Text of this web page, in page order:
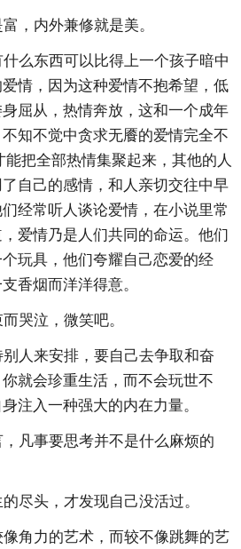
，内外兼修就是美。
么东西可以比得上一个孩子暗中
情，因为这种爱情不抱希望，低
屈从，热情奔放，这和一个成年
知不觉中贪求无餍的爱情完全不
能把全部热情集聚起来，其他的人
自己的感情，和人亲切交往中早
经常听人谈论爱情，在小说里常
爱情乃是人们共同的命运。他们
玩具，他们夸耀自己恋爱的经
香烟而洋洋得意。
哭泣，微笑吧。
人来安排，要自己去争取和奋
就会珍重生活，而不会玩世不
注入一种强大的内在力量。
凡事要思考并不是什么麻烦的
尽头，才发现自己没活过。
角力的艺术，而较不像跳舞的艺